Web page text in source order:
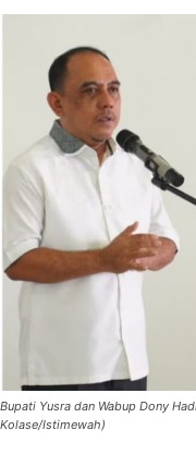
Bupati Yusra dan Wabup Dony
Kolase/Istimewah)